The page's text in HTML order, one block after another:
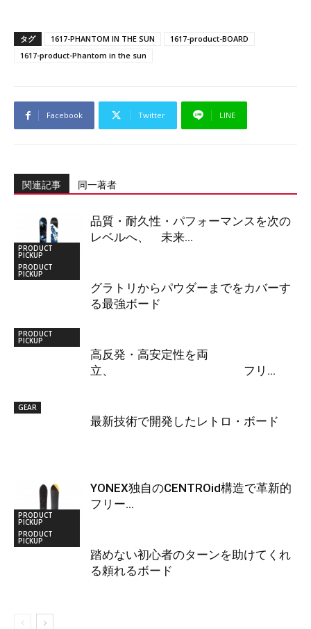
タグ 1617-PHANTOM IN THE SUN
1617-product-BOARD
1617-product-Phantom in the sun
Facebook Twitter LINE
関連記事 同一著者
PRODUCT
PICKUP
品質・耐久性・パフォーマンスを次の
レベルへ、 未来...
PRODUCT
PICKUP
グラトリからパウダーまでをカバーす
る最強ボード
PRODUCT
PICKUP
高反発・高安定性を両
立、 フリ...
GEAR
最新技術で開発したレトロ・ボード
PRODUCT
PICKUP
YONEX独自のCENTROid構造で革新的
フリー...
PRODUCT
PICKUP
踏めない初心者のターンを助けてくれ
る頼れるボード